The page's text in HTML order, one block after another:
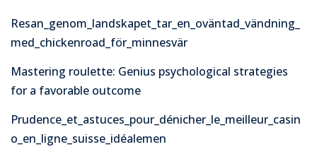
Resan_genom_landskapet_tar_en_oväntad_vändning_
med_chickenroad_för_minnesvär
Mastering roulette: Genius psychological strategies
for a favorable outcome
Prudence_et_astuces_pour_dénicher_le_meilleur_casin
o_en_ligne_suisse_idéalemen